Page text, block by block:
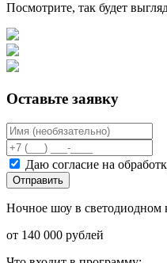
Посмотрите, так будет
Оставьте заявку
Даю согласие на
Отправить
Ночное шоу в светодиодном
от 140 000 рублей